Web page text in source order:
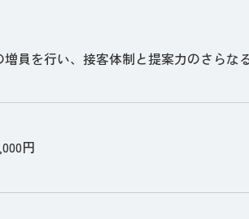
員を行い、接客体制と提案力のさらな
円